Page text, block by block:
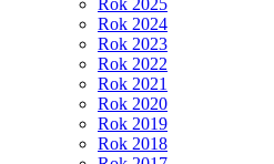
Rok 2025
Rok 2024
Rok 2023
Rok 2022
Rok 2021
Rok 2020
Rok 2019
Rok 2018